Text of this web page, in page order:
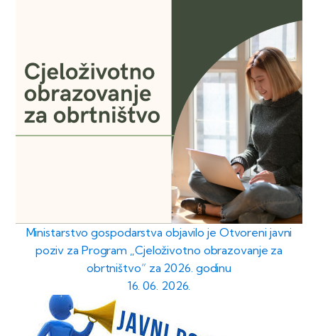
Ministarstvo gospodarstva objavilo je Otvoreni javni
poziv za Program „Cjeloživotno obrazovanje za
obrtništvo“ za 2026. godinu
16. 06. 2026.